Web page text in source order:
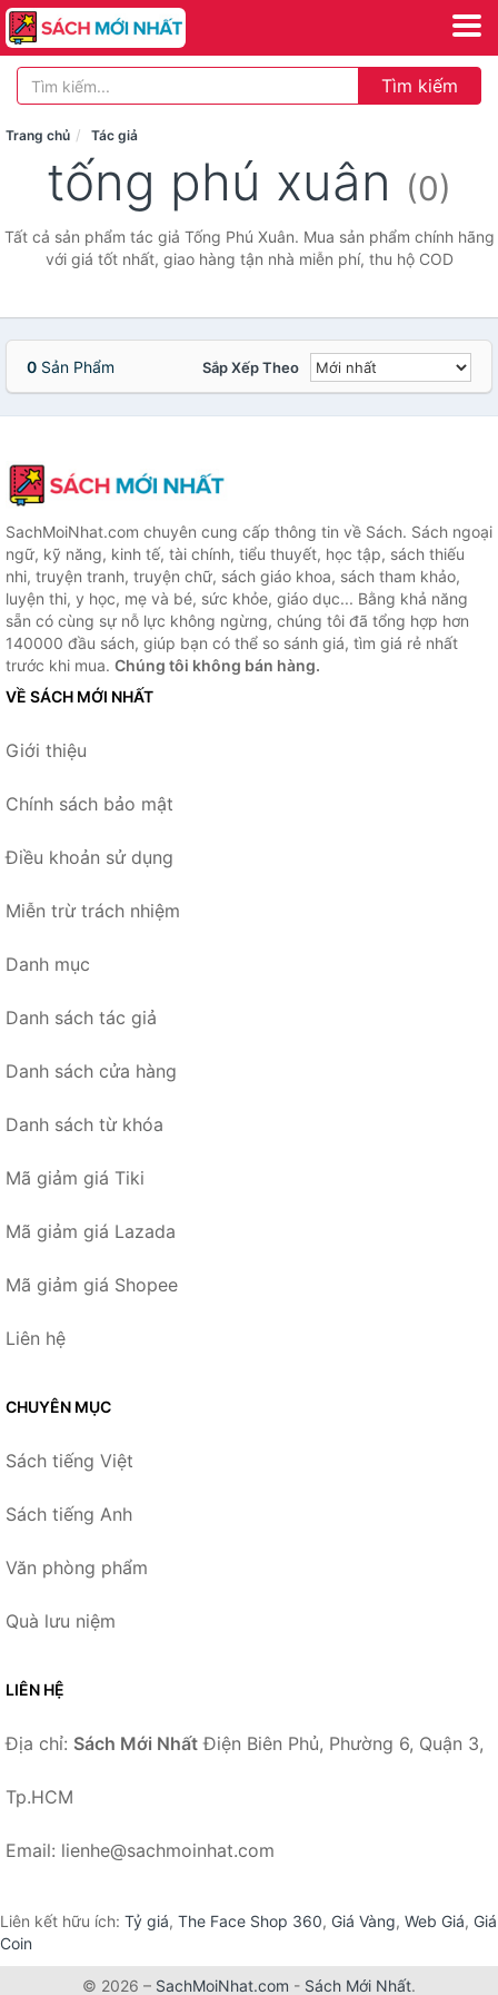
Tìm kiếm
Trang chủ Tác giả
tống phú xuân (0)
Tất cả sản phẩm tác giả Tống Phú Xuân. Mua sản phẩm chính hãng
với giá tốt nhất, giao hàng tận nhà miễn phí, thu hộ COD
0 Sản Phẩm Sắp Xếp Theo
SachMoiNhat.com chuyên cung cấp thông tin về Sách. Sách ngoại
ngữ, kỹ năng, kinh tế, tài chính, tiểu thuyết, học tập, sách thiếu
nhi, truyện tranh, truyện chữ, sách giáo khoa, sách tham khảo,
luyện thi, y học, mẹ và bé, sức khỏe, giáo dục... Bằng khả năng
sẵn có cùng sự nỗ lực không ngừng, chúng tôi đã tổng hợp hơn
140000 đầu sách, giúp bạn có thể so sánh giá, tìm giá rẻ nhất
trước khi mua. Chúng tôi không bán hàng.
VỀ SÁCH MỚI NHẤT
Giới thiệu
Chính sách bảo mật
Điều khoản sử dụng
Miễn trừ trách nhiệm
Danh mục
Danh sách tác giả
Danh sách cửa hàng
Danh sách từ khóa
Mã giảm giá Tiki
Mã giảm giá Lazada
Mã giảm giá Shopee
Liên hệ
CHUYÊN MỤC
Sách tiếng Việt
Sách tiếng Anh
Văn phòng phẩm
Quà lưu niệm
LIÊN HỆ
Địa chỉ: Sách Mới Nhất Điện Biên Phủ, Phường 6, Quận 3,
Tp.HCM
Email: lienhe@sachmoinhat.com
Liên kết hữu ích: Tỷ giá, The Face Shop 360, Giá Vàng, Web Giá, Giá
Coin
© 2026 – SachMoiNhat.com - Sách Mới Nhất.